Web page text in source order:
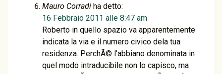
Mauro Corradi ha detto:
16 Febbraio 2011 alle 8:47 am
Roberto in quello spazio va apparentemente
indicata la via e il numero civico dela tua
residenza. PerchÃ© l’abbiano denominata in
quel modo intraducibile non lo capisco, ma